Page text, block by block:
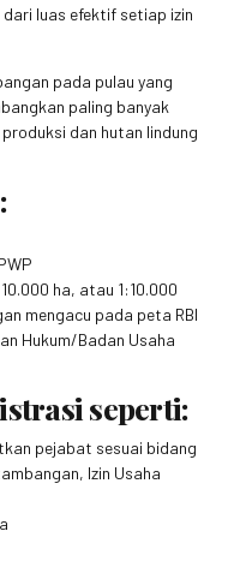
luas efektif setiap izin
pada pulau yang
paling banyak
dan hutan lindung
ha, atau 1:10.000
mengacu pada peta RBI
Hukum/Badan Usaha
seperti:
pejabat sesuai bidang
Izin Usaha